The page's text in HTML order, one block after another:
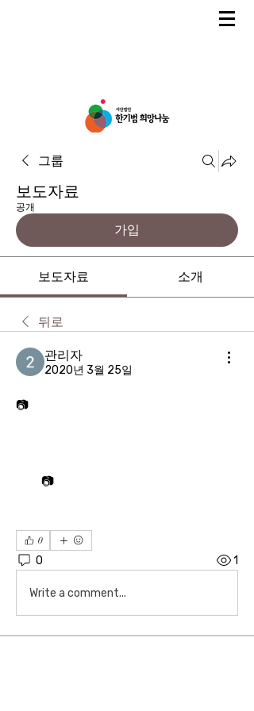
그룹
보도자료
공개
가입
보도자료 소개
뒤로
관리자
2020년 3월 25일
📷
<추노>의 연출자 곽정환 감독이 2년 만에 내놓는 신작인 tvN 새드라마 <빠스껫볼>은 일제강점기부터 광복 이후 분단에 이르는 격동의 시대에 농구를 등불 삼아 어둠을 헤쳐나가는 청년들의 사랑과 갈등, 화합 등을 담은 작품으로 기대를 모으고 있다. 9월 방송 예정.📷ⓒ 이정민
0
0 1
Write a comment...